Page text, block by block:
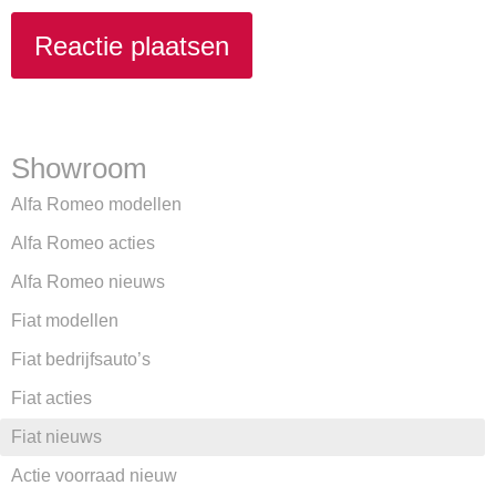
Showroom
Alfa Romeo modellen
Alfa Romeo acties
Alfa Romeo nieuws
Fiat modellen
Fiat bedrijfsauto’s
Fiat acties
Fiat nieuws
Actie voorraad nieuw